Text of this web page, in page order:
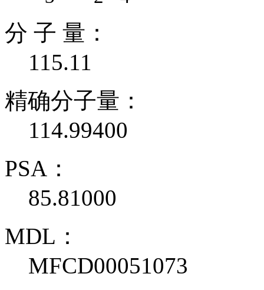
分 子 量：
115.11
精确分子量：
114.99400
PSA：
85.81000
MDL：
MFCD00051073